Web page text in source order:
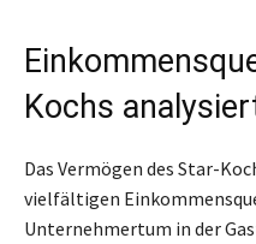
Kochs
Das Vermögen des Star-
vielfältigen
Unternehmertum in der